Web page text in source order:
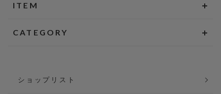
ITEM
CATEGORY
ショップリスト